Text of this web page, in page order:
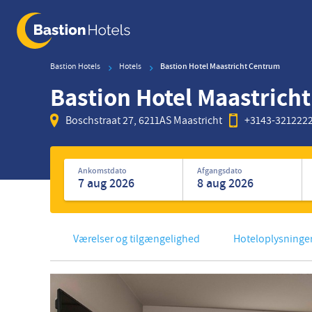
main
Bastion Hotels Hotels Bastion Hotel Maastricht Centrum
Bastion Hotel
Boschstraat 27, 6211AS Maastricht +3143-
Søg
hoteller
Ankomstdato Afgangsdato
Værelser og tilgængelighed